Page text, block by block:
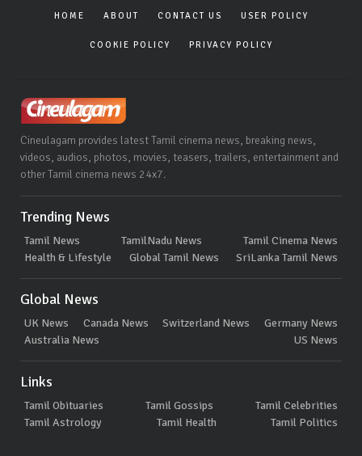
HOME ABOUT CONTACT US USER POLICY
COOKIE POLICY PRIVACY POLICY
Cineulagam provides latest Tamil cinema news, breaking news,
videos, audios, photos, movies, teasers, trailers, entertainment and
other Tamil cinema news 24x7.
Trending News
Tamil News TamilNadu News
Tamil Cinema News
Health & Lifestyle
Global Tamil News SriLanka Tamil News
Global News
UK News Canada News Switzerland News
Germany News
Australia News
US News
Links
Tamil Obituaries Tamil Gossips
Tamil Celebrities
Tamil Astrology
Tamil Health Tamil Politics